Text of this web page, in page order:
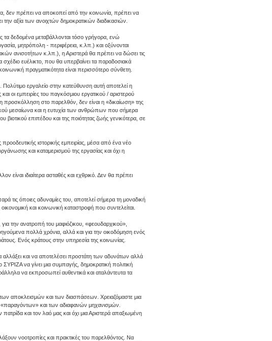
δεν πρέπει να αποκοπεί από την κοινωνία, πρέπει να
την αξία των ανοιχτών δημοκρατικών διαδικασιών.
τα δεδομένα μεταβάλλονται τόσο γρήγορα, ενώ
μητρόπολη - περιφέρεια, κ.λπ.) και οξύνονται
ανισοτήτων κ.λπ.), η Αριστερά θα πρέπει να δώσει τις
ευέλικτο, που θα υπερβαίνει τα παραδοσιακά
πραγματικότητα είναι περισσότερο σύνθετη.
εργαλείο στην κατεύθυνση αυτή αποτελεί η
οι εμπειρίες του παγκόσμιου εργατικού / αριστερού
προσκόλληση στο παρελθόν, δεν είναι η «δικαίωση» της
μεσαίωνα και η ευτυχία των ανθρώπων που σήμερα
επιπέδου και της ποιότητας ζωής γενικότερα, σε
ιστορικής εμπειρίας, μέσα από ένα νέο
και καταμερισμού της εργασίας και όχι η
είναι ιδιαίτερα ασταθές και εχθρικό. Δεν θα πρέπει
τις όποιες αδυναμίες του, αποτελεί σήμερα τη μοναδική
και κοινωνική καταστροφή που συντελείται.
για την ανατροπή του μαφιόζικου, «φεουδαρχικού»,
πολλά χρόνια, αλλά και για την οικοδόμηση ενός
Ενός κράτους στην υπηρεσία της κοινωνίας.
και να αποτελέσει προστάτη των αδυνάτων αλλά
να γίνει μια συμπαγής, δημοκρατική πολιτική
να εκπροσωπεί αυθεντικά και αταλάντευτα τα
αποκλεισμών και των διασπάσεων. Χρειαζόμαστε μια
«παραγόντων» και των αδιαφανών μηχανισμών.
και τον λαό μας και όχι μια Αριστερά απαξιωμένη
νοοτροπίες και πρακτικές του παρελθόντος. Να